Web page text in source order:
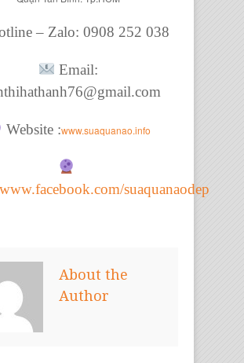
– Zalo: 0908 252 038
Email:
Website :www.suaquanao.info
suaquanaodep
About the
Author